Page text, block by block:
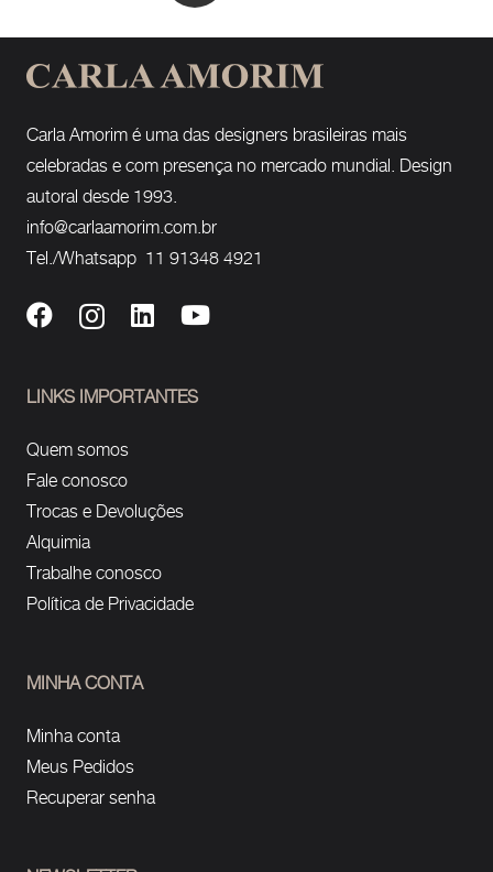
Carla Amorim é uma das designers brasileiras mais
celebradas e com presença no mercado mundial. Design
autoral desde 1993.
info@carlaamorim.com.br
Tel./Whatsapp 11 91348 4921
LINKS IMPORTANTES
Quem somos
Fale conosco
Trocas e Devoluções
Alquimia
Trabalhe conosco
Política de Privacidade
MINHA CONTA
Minha conta
Meus Pedidos
Recuperar senha